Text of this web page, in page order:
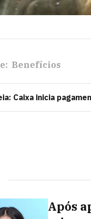
Benefícios
Caixa inicia
Após